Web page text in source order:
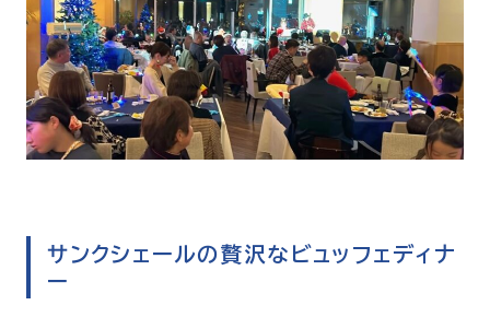
サンクシェールの贅沢なビュッフェディナ
ー